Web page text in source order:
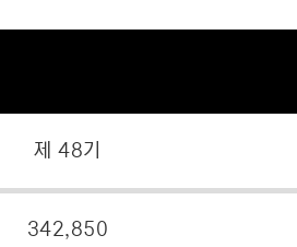
제 48기
342,850